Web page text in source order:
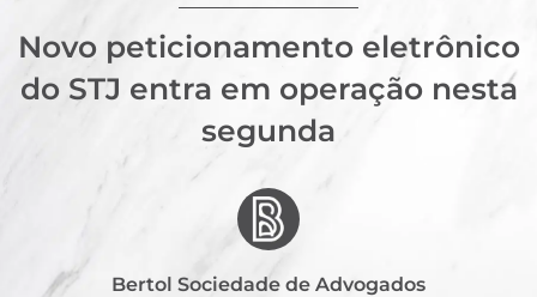
Novo peticionamento eletrônico
do STJ entra em operação nesta
segunda
Bertol Sociedade de Advogados